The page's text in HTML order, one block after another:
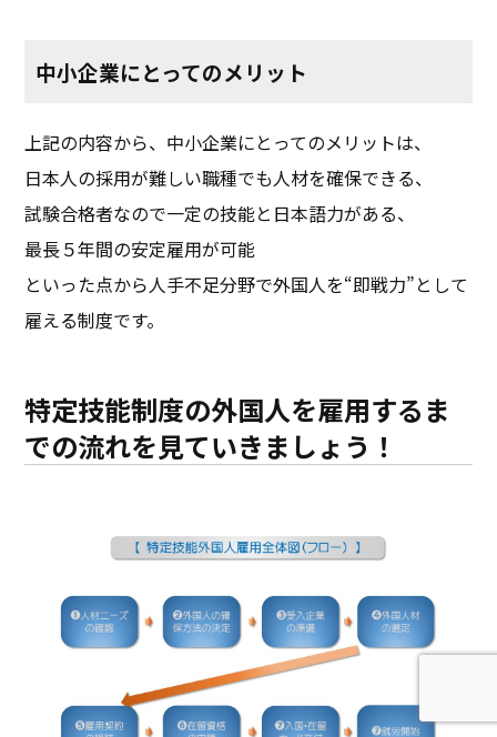
中小企業にとってのメリット
上記の内容から、中小企業にとってのメリットは、
日本人の採用が難しい職種でも人材を確保できる、
試験合格者なので一定の技能と日本語力がある、
最長５年間の安定雇用が可能
といった点から人手不足分野で外国人を“即戦力”として
雇える制度です。
特定技能制度の外国人を雇用するま
での流れを見ていきましょう！